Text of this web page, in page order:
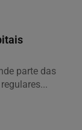
parte das